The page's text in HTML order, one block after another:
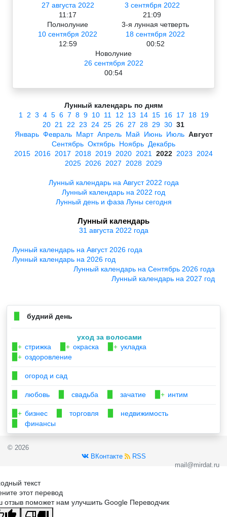
27 августа 2022
11:17
3 сентября 2022
21:09
Полнолуние
10 сентября 2022
12:59
3-я лунная четверть
18 сентября 2022
00:52
Новолуние
26 сентября 2022
00:54
Лунный календарь по дням
1
2 3 4 5 6 7 8 9 10 11 12 13 14 15 16 17 18 19
20 21 22 23 24 25 26 27 28 29 30 31
Январь Февраль Март Апрель Май Июнь Июль Август
Сентябрь Октябрь Ноябрь Декабрь
2015 2016 2017 2018 2019 2020 2021 2022 2023
2024
2025 2026 2027 2028 2029
Лунный календарь на Август 2022 года
Лунный календарь на 2022 год
Лунный день и фаза Луны сегодня
Лунный календарь
31 августа 2022 года
Лунный календарь на Август 2026 года
Лунный календарь на 2026 год
Лунный календарь на Сентябрь 2026 года
Лунный календарь на 2027 год
будний день
уход за волосами
▉+ стрижка ▉+ окраска ▉+ укладка
▉+ оздоровление
огород и сад
любовь свадьба зачатие ▉+ интим
▉+ бизнес торговля недвижимость
финансы
© 2026
ВКонтакте
RSS
mail@mirdat.ru
текст
этот перевод
отзыв поможет нам улучшить Google Переводчик